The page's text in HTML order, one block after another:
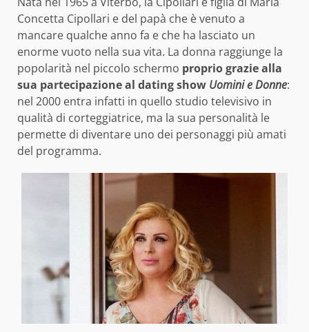
Concetta Cipollari e del papà che è venuto a
mancare qualche anno fa e che ha lasciato un
enorme vuoto nella sua vita. La donna raggiunge la
popolarità nel piccolo schermo proprio grazie alla
sua partecipazione al dating show Uomini e Donne:
nel 2000 entra infatti in quello studio televisivo in
qualità di corteggiatrice, ma la sua personalità le
permette di diventare uno dei personaggi più amati
del programma.